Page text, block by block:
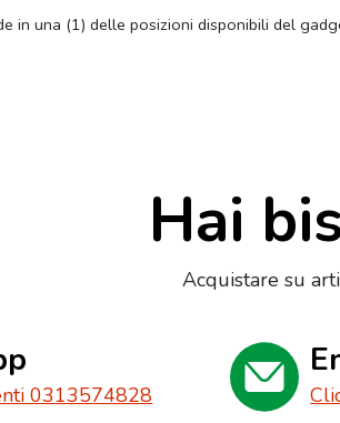
in una (1) delle posizioni disponibili del
Hai
Acquistare su
0313574828